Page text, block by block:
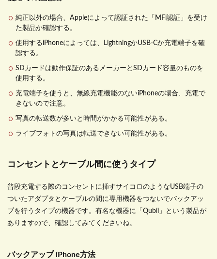
純正以外の場合、 Appleによって認証された「 MFi認証」を受け
た製品か確認する。
使用するiPhoneによっては、 LightningかUSB-Cか充電端子を確
認する。
SDカードは動作保証のあるメーカーと SDカード容量のものを
使用する。
充電端子を使うと、無線充電機能のないiPhoneの場合、充電で
きないので注意。
写真の転送数が多いと時間がかかる可能性がある。
ライブフォトの写真は転送できない可能性がある。
コンセントとケーブル間に使うタイプ
普段充電する際のコンセントに挿すサイコロのようなUSB端子の
ついたアダプタとケーブルの間に専用機器をつないでバックアッ
プを行うタイプの機器です。有名な機器に「 Qubii 」という製品が
ありますので、確認してみてくださいね。
バックアップ iPhone方法